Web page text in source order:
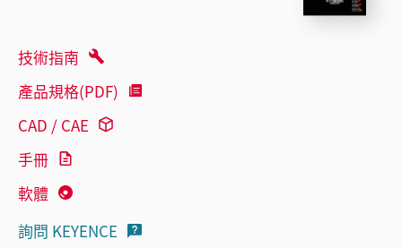
技術指南
產品規格(PDF)
CAD / CAE
手冊
軟體
詢問 KEYENCE